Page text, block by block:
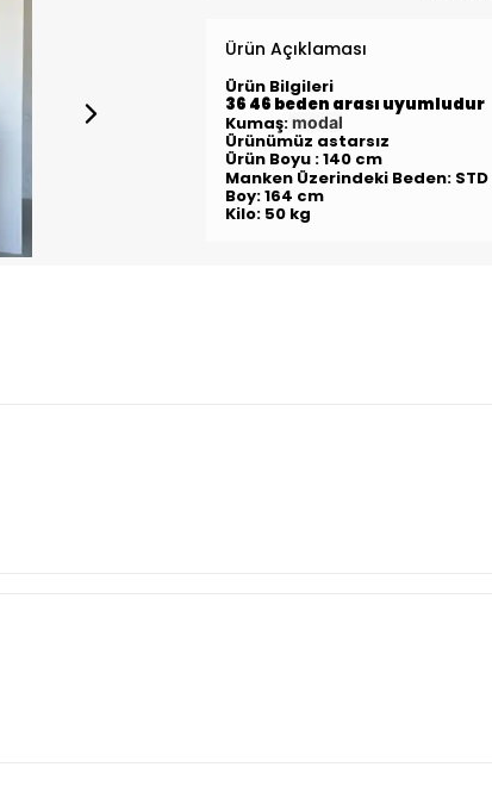
Ürün Açıklaması
Ürün Bilgileri
36 46 beden arası uyumludur
Kumaş:modal
Ürünümüz astarsız
Ürün Boyu : 140 cm
Manken Üzerindeki Beden: STD
Boy: 164 cm
Kilo: 50 kg